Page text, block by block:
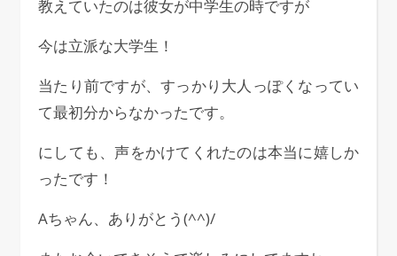
教えていたのは彼女が中学生の時ですが
今は立派な大学生！
当たり前ですが、すっかり大人っぽくなってい
て最初分からなかったです。
にしても、声をかけてくれたのは本当に嬉しか
ったです！
Aちゃん、ありがとう(^^)/